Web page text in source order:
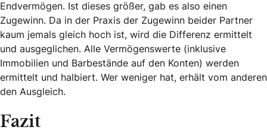
Endvermögen. Ist dieses größer, gab es also einen
Zugewinn. Da in der Praxis der Zugewinn beider Partner
kaum jemals gleich hoch ist, wird die Differenz ermittelt
und ausgeglichen. Alle Vermögenswerte (inklusive
Immobilien und Barbestände auf den Konten) werden
ermittelt und halbiert. Wer weniger hat, erhält vom anderen
den Ausgleich.
Fazit